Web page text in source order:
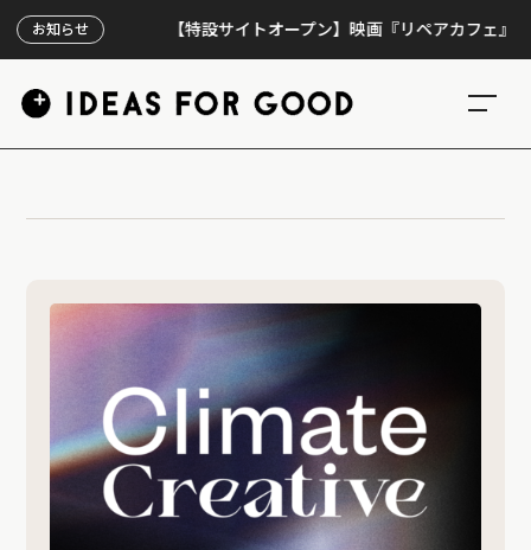
お知らせ 【特設サイトオープン】映画『リペアカフェ』、上